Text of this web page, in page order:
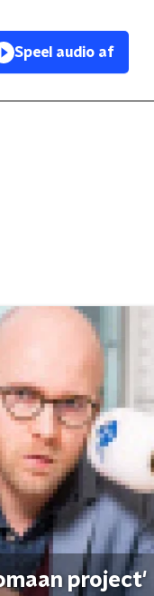
Speel audio af
project'